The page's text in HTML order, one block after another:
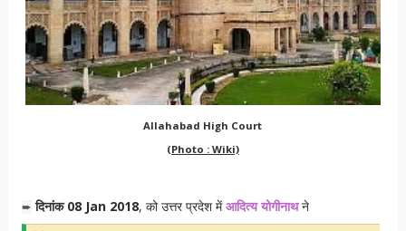
Allahabad High Court
(Photo : Wiki)
➨ दिनांक 08 Jan 2018, को उत्तर प्रदेश मेंआदित्य योगीनाथने